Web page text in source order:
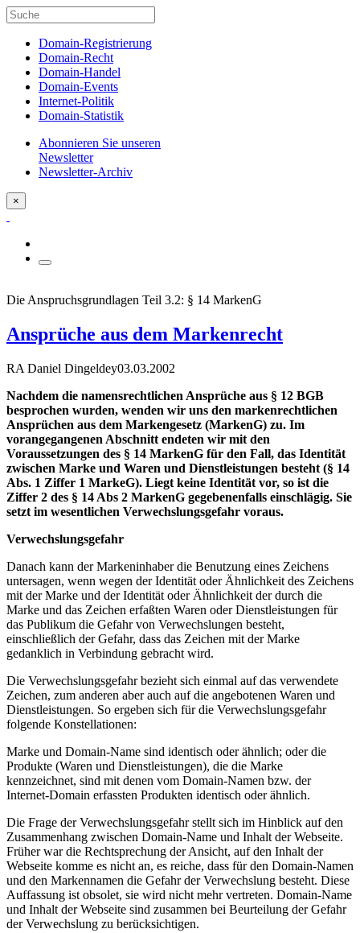
Domain-Registrierung
Domain-Recht
Domain-Handel
Domain-Events
Internet-Politik
Domain-Statistik
Abonnieren Sie unseren
Newsletter
Newsletter-Archiv
×
Die Anspruchsgrundlagen Teil 3.2: § 14 MarkenG
Ansprüche aus dem Markenrecht
RA Daniel Dingeldey03.03.2002
Nachdem die namensrechtlichen Ansprüche aus § 12 BGB
besprochen wurden, wenden wir uns den markenrechtlichen
Ansprüchen aus dem Markengesetz (MarkenG) zu. Im
vorangegangenen Abschnitt endeten wir mit den
Voraussetzungen des § 14 MarkenG für den Fall, das Identität
zwischen Marke und Waren und Dienstleistungen besteht (§ 14
Abs. 1 Ziffer 1 MarkeG). Liegt keine Identität vor, so ist die
Ziffer 2 des § 14 Abs 2 MarkenG gegebenenfalls einschlägig. Sie
setzt im wesentlichen Verwechslungsgefahr voraus.
Verwechslungsgefahr
Danach kann der Markeninhaber die Benutzung eines Zeichens
untersagen, wenn wegen der Identität oder Ähnlichkeit des Zeichens
mit der Marke und der Identität oder Ähnlichkeit der durch die
Marke und das Zeichen erfaßten Waren oder Dienstleistungen für
das Publikum die Gefahr von Verwechslungen besteht,
einschließlich der Gefahr, dass das Zeichen mit der Marke
gedanklich in Verbindung gebracht wird.
Die Verwechslungsgefahr bezieht sich einmal auf das verwendete
Zeichen, zum anderen aber auch auf die angebotenen Waren und
Dienstleistungen. So ergeben sich für die Verwechslungsgefahr
folgende Konstellationen:
Marke und Domain-Name sind identisch oder ähnlich; oder die
Produkte (Waren und Dienstleistungen), die die Marke
kennzeichnet, sind mit denen vom Domain-Namen bzw. der
Internet-Domain erfassten Produkten identisch oder ähnlich.
Die Frage der Verwechslungsgefahr stellt sich im Hinblick auf den
Zusammenhang zwischen Domain-Name und Inhalt der Webseite.
Früher war die Rechtsprechung der Ansicht, auf den Inhalt der
Webseite komme es nicht an, es reiche, dass für den Domain-Namen
und den Markennamen die Gefahr der Verwechslung besteht. Diese
Auffassung ist obsolet, sie wird nicht mehr vertreten. Domain-Name
und Inhalt der Webseite sind zusammen bei Beurteilung der Gefahr
der Verwechslung zu berücksichtigen.